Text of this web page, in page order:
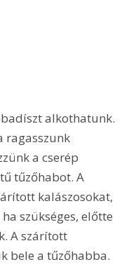
alkothatunk.
ragasszunk
a cserép
tűzőhabot. A
kalászosokat,
szükséges, előtte
A szárított
bele a tűzőhabba.